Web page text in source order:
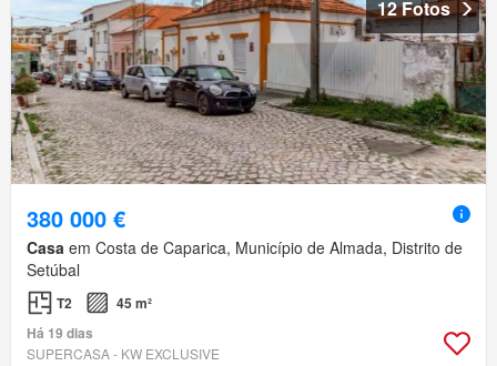
12 Fotos
380 000 €
Casa em Costa de Caparica, Município de Almada, Distrito de
Setúbal
T2
45 m²
Há 19 dias
SUPERCASA - KW EXCLUSIVE